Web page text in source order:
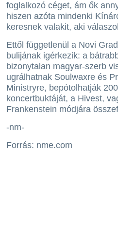
foglalkozó céget, ám ők
hiszen azóta mindenki
keresnek valakit, aki
Ettől függetlenül a Novi
bulijának igérkezik: a
bizonytalan magyar-szerb
ugrálhatnak Soulwaxre és
Ministryre, bepótolhatják
koncertbuktáját, a Hivest,
Frankenstein módjára
-nm-
Forrás: nme.com